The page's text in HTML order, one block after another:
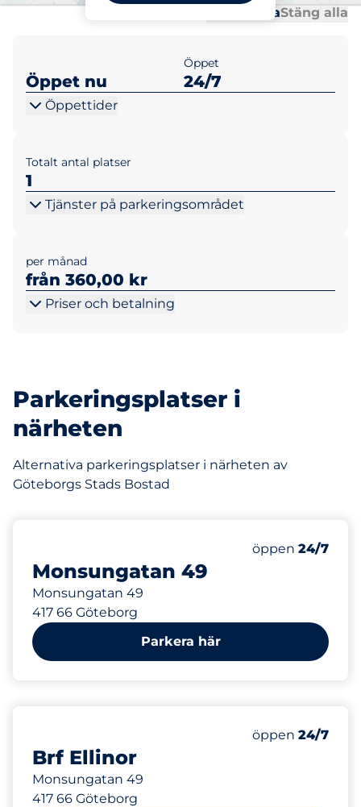
Öppna allaStäng alla
Öppet nu
Öppet
24/7
Öppettider
Totalt antal platser
1
Tjänster på parkeringsområdet
per månad
från 360,00 kr
Priser och betalning
Parkeringsplatser i
närheten
Alternativa parkeringsplatser i närheten av
Göteborgs Stads Bostad
Monsungatan 49
Monsungatan 49
417 66 Göteborg
Antal
Totalt antal
Lördag
öppen 24/7
Parkera här
Brf Ellinor
Monsungatan 49
417 66 Göteborg
Antal
Totalt antal
Lördag
öppen 24/7